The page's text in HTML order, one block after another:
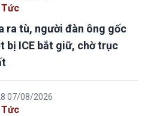
ra tù, người đàn ông gốc
bị ICE bắt giữ, chờ trục
07/08/2026